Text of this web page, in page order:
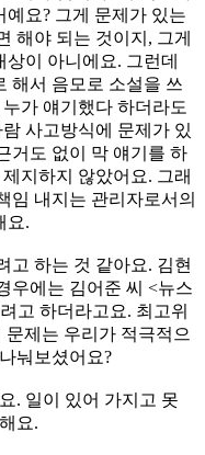
요? 그게 문제가 있는
해야 되는 것이지, 그게
이 아니에요. 그런데
해서 음모로 소설을 쓰
가 얘기했다 하더라도
사고방식에 문제가 있
거도 없이 막 얘기를 하
지하지 않았어요. 그래
임 내지는 관리자로서의
요.
하는 것 같아요. 김현
우에는 김어준 씨 <뉴스
고 하더라고요. 최고위
문제는 우리가 적극적으
눠보셨어요?
. 일이 있어 가지고 못
요.